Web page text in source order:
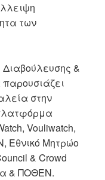
των
&
στην
Vouliwatch,
Εθνικό Μητρώο
& Crowd
& ΠΟΘΕΝ.